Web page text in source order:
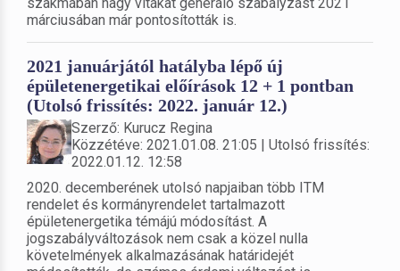
márciusában már pontosították is.
2021 januárjától hatályba lépő új
épületenergetikai előírások 12 + 1 pontban
(Utolsó frissítés: 2022. január 12.)
Szerző: Kurucz Regina
Közzétéve: 2021.01.08. 21:05 | Utolsó frissítés:
2022.01.12. 12:58
2020. decemberének utolsó napjaiban több ITM
rendelet és kormányrendelet tartalmazott
épületenergetika témájú módosítást. A
jogszabályváltozások nem csak a közel nulla
követelmények alkalmazásának határidejét